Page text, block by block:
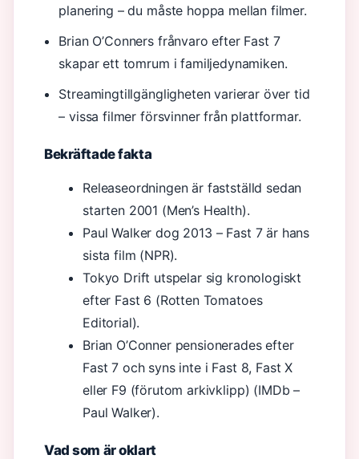
planering – du måste hoppa mellan filmer.
Brian O’Conners frånvaro efter Fast 7
skapar ett tomrum i familjedynamiken.
Streamingtillgängligheten varierar över tid
– vissa filmer försvinner från plattformar.
Bekräftade fakta
Releaseordningen är fastställd sedan
starten 2001 (Men’s Health).
Paul Walker dog 2013 – Fast 7 är hans
sista film (NPR).
Tokyo Drift utspelar sig kronologiskt
efter Fast 6 (Rotten Tomatoes
Editorial).
Brian O’Conner pensionerades efter
Fast 7 och syns inte i Fast 8, Fast X
eller F9 (förutom arkivklipp) (IMDb –
Paul Walker).
Vad som är oklart